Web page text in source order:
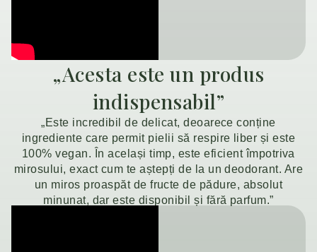
„Acesta este un produs
indispensabil”
„Este incredibil de delicat, deoarece conține
ingrediente care permit pielii să respire liber și este
100% vegan. În același timp, este eficient împotriva
mirosului, exact cum te aștepți de la un deodorant. Are
un miros proaspăt de fructe de pădure, absolut
minunat, dar este disponibil și fără parfum.”